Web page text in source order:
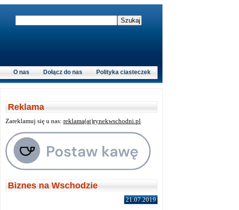
Polityka ciasteczek
Dołącz do nas
O nas
Reklama
Zareklamuj się u nas: reklama(at)rynekwschodni.pl
Biznes na Wschodzie
21.07.2019